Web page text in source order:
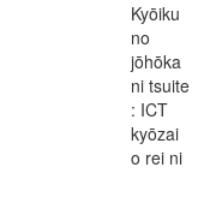
Kyōiku
no
jōhōka
ni tsuite
: ICT
kyōzai
o rei ni